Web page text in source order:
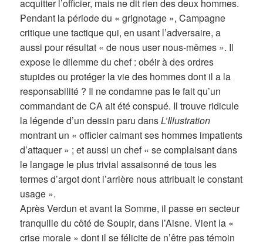
acquitter l’officier, mais ne dit rien des deux hommes.
Pendant la période du « grignotage », Campagne
critique une tactique qui, en usant l’adversaire, a
aussi pour résultat « de nous user nous-mêmes ». Il
expose le dilemme du chef : obéir à des ordres
stupides ou protéger la vie des hommes dont il a la
responsabilité ? Il ne condamne pas le fait qu’un
commandant de CA ait été conspué. Il trouve ridicule
la légende d’un dessin paru dansL’Illustration
montrant un « officier calmant ses hommes impatients
d’attaquer » ; et aussi un chef « se complaisant dans
le langage le plus trivial assaisonné de tous les
termes d’argot dont l’arrière nous attribuait le constant
usage ».
Après Verdun et avant la Somme, il passe en secteur
tranquille du côté de Soupir, dans l’Aisne. Vient la «
crise morale » dont il se félicite de n’être pas témoin